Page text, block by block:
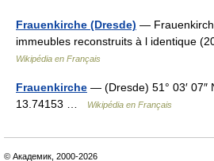
Frauenkirche (Dresde) —
immeubles reconstruits à l identique
Wikipédia en Français
Frauenkirche — (Dresde) 51° 03′ 07″
13.74153 …
Wikipédia en Français
© Академик, 2000-2026